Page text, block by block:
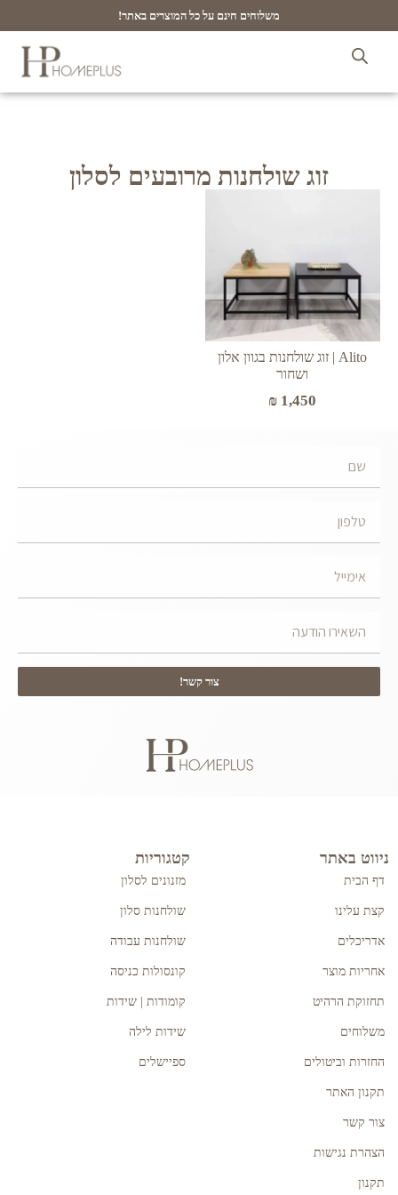
משלוחים חינם על כל המוצרים באתר!
זוג שולחנות מרובעים לסלון
Alito | זוג שולחנות בגוון אלון
ושחור
₪ 1,450
צור קשר!
ניווט באתר
דף הבית
קצת עלינו
אדריכלים
אחריות מוצר
תחזוקת הרהיט
משלוחים
החזרות וביטולים
תקנון האתר
צור קשר
הצהרת נגישות
תקנון
קטגוריות
מזנונים לסלון
שולחנות סלון
שולחנות עבודה
קונסולות כניסה
קומודות | שידות
שידות לילה
ספיישלים